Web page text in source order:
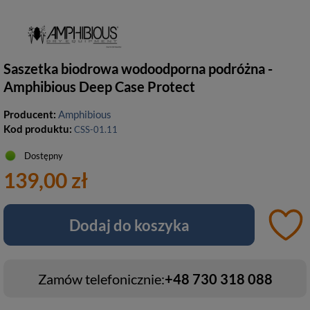
Saszetka biodrowa wodoodporna podróżna -
Amphibious Deep Case Protect
Producent: Amphibious
Kod produktu: CSS-01.11
Dostępny
139,00 zł
Dodaj do koszyka
Zamów telefonicznie:+48 730 318 088